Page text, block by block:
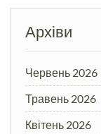
Архіви
Червень 2026
Травень 2026
Квітень 2026